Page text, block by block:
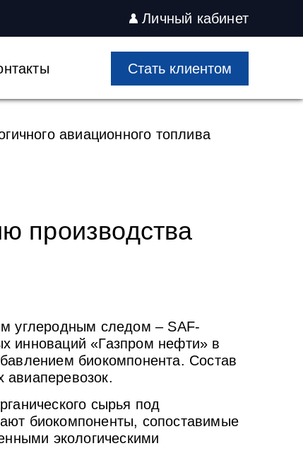
Личный кабинет
Cтать клиентом
авиационного топлива
производства
углеродным следом – SAF-
инноваций «Газпром нефти» в
биокомпонента. Состав
авиаперевозок.
сырья под
биокомпоненты, сопоставимые
экологическими